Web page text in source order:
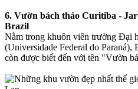
6. Vườn bách thảo Curitiba -
Brazil
Nằm trong khuôn viên trường Đại
(Universidade Federal do
còn được biết đến với tên "Vườn